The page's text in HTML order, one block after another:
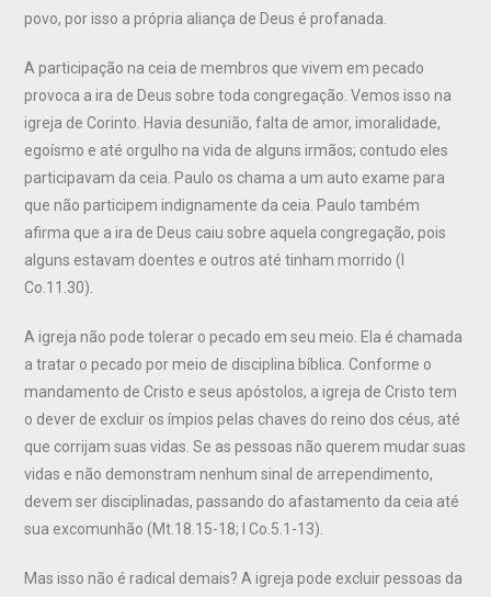
povo, por isso a própria aliança de Deus é profanada.
A participação na ceia de membros que vivem em pecado
provoca a ira de Deus sobre toda congregação. Vemos isso na
igreja de Corinto. Havia desunião, falta de amor, imoralidade,
egoísmo e até orgulho na vida de alguns irmãos; contudo eles
participavam da ceia. Paulo os chama a um auto exame para
que não participem indignamente da ceia. Paulo também
afirma que a ira de Deus caiu sobre aquela congregação, pois
alguns estavam doentes e outros até tinham morrido (I
Co.11.30).
A igreja não pode tolerar o pecado em seu meio. Ela é chamada
a tratar o pecado por meio de disciplina bíblica. Conforme o
mandamento de Cristo e seus apóstolos, a igreja de Cristo tem
o dever de excluir os ímpios pelas chaves do reino dos céus, até
que corrijam suas vidas. Se as pessoas não querem mudar suas
vidas e não demonstram nenhum sinal de arrependimento,
devem ser disciplinadas, passando do afastamento da ceia até
sua excomunhão (Mt.18.15-18; I Co.5.1-13).
Mas isso não é radical demais? A igreja pode excluir pessoas da